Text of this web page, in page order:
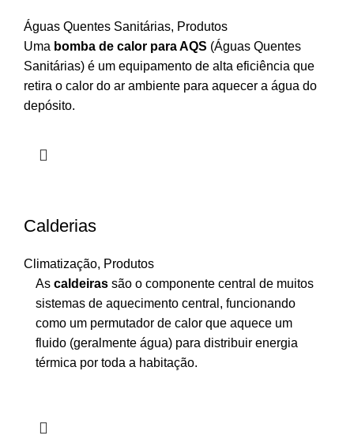
Águas Quentes Sanitárias, Produtos
Uma bomba de calor para AQS (Águas Quentes
Sanitárias) é um equipamento de alta eficiência que
retira o calor do ar ambiente para aquecer a água do
depósito.
Calderias
Climatização, Produtos
As caldeiras são o componente central de muitos
sistemas de aquecimento central, funcionando
como um permutador de calor que aquece um
fluido (geralmente água) para distribuir energia
térmica por toda a habitação.